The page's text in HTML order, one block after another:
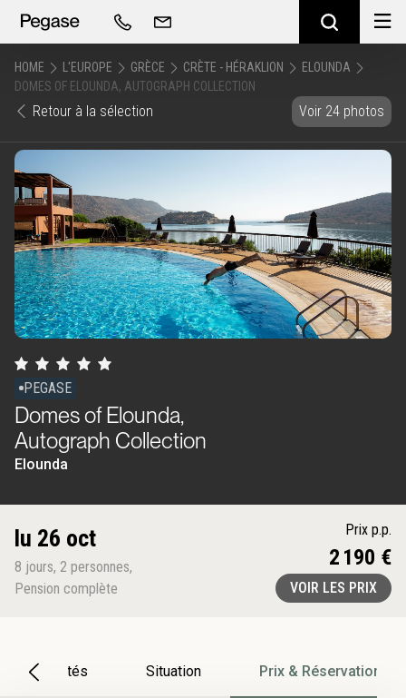
HOME L'EUROPE GRÈCE CRÈTE - HÉRAKLION
ELOUNDA
DOMES OF ELOUNDA, AUTOGRAPH COLLECTION
Retour à la sélection Voir 24 photos
PEGASE
Domes of Elounda,
Autograph Collection
Elounda
lu 26 oct
8 jours, 2 personnes,
Pension complète
Prix p.p.
2 190 €
VOIR LES PRIX
Particularités Situation Prix & Réservation